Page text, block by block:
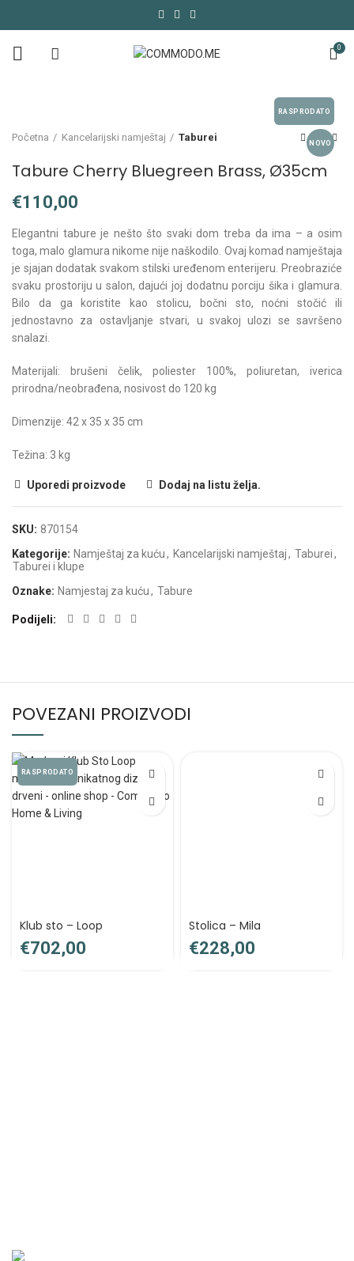
0
RASPRODATO
NOVO
Početna Kancelarijski namještaj Taburei
Tabure Cherry Bluegreen Brass, Ø35cm
€
Elegantni tabure je nešto što svaki dom treba da ima – a osim
toga, malo glamura nikome nije naškodilo. Ovaj komad namještaja
je sjajan dodatak svakom stilski uređenom enterijeru. Preobraziće
svaku prostoriju u salon, dajući joj dodatnu porciju šika i glamura.
Bilo da ga koristite kao stolicu, bočni sto, noćni stočić ili
jednostavno za ostavljanje stvari, u svakoj ulozi se savršeno
snalazi.
Materijali: brušeni čelik, poliester 100%, poliuretan, iverica
prirodna/neobrađena, nosivost do 120 kg
Dimenzije: 42 x 35 x 35 cm
Težina: 3 kg
Uporedi proizvode Dodaj na listu želja.
SKU: 870154
Kategorije: Namještaj za kuću, Kancelarijski namještaj, Taburei,
Taburei i klupe
Oznake: Namjestaj za kuću, Tabure
Podijeli
POVEZANI PROIZVODI
RASPRODATO
Klub sto – Loop
€
Stolica – Mila
€